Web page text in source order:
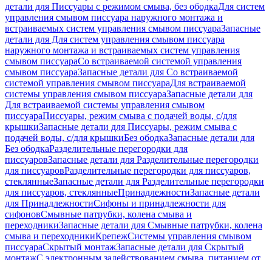
детали для Писсуары с режимом смыва, без ободкаДля систем
управления смывом писсуара наружного монтажа и
встраиваемых систем управления смывом писсуараЗапасные
детали для Для систем управления смывом писсуара
наружного монтажа и встраиваемых систем управления
смывом писсуараСо встраиваемой системой управления
смывом писсуараЗапасные детали для Со встраиваемой
системой управления смывом писсуараДля встраиваемой
системы управления смывом писсуараЗапасные детали для
Для встраиваемой системы управления смывом
писсуараПиссуары, режим смыва с подачей воды, с/для
крышкиЗапасные детали для Писсуары, режим смыва с
подачей воды, с/для крышкиБез ободкаЗапасные детали для
Без ободкаРазделительные перегородки для
писсуаровЗапасные детали для Разделительные перегородки
для писсуаровРазделительные перегородки для писсуаров,
стеклянныеЗапасные детали для Разделительные перегородки
для писсуаров, стеклянныеПринадлежностиЗапасные детали
для ПринадлежностиСифоны и принадлежности для
сифоновСмывные патрубки, колена смыва и
переходникиЗапасные детали для Смывные патрубки, колена
смыва и переходникиКрепежСистемы управления смывом
писсуараСкрытый монтажЗапасные детали для Скрытый
монтажС электронным задействованием смыва, питанием от